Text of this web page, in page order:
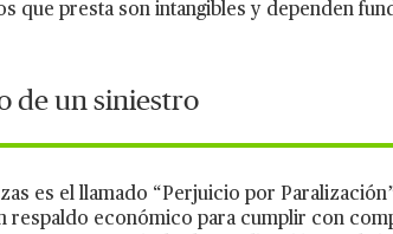
que presta son intangibles y dependen
de un siniestro
es el llamado “Perjuicio por
respaldo económico para cumplir con